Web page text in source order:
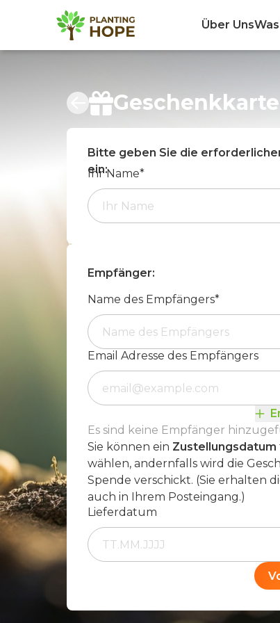
Über Uns
Bitte geben Sie die
ein:
Ihr Name*
Empfänger:
Name des Empfängers*
Email Adresse des Empfängers
Es sind keine Empfänger
Sie können ein Zustellungsdatum
wählen, andernfalls wird die
Spende verschickt. (Sie erhalten
auch in Ihrem Posteingang.)
Lieferdatum